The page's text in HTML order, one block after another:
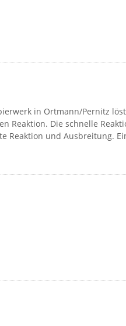
in Ortmann/Pernitz
Reaktion. Die schnelle
und Ausbreitung.